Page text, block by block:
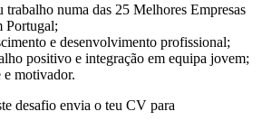
trabalho numa das 25 Melhores Empresas
Portugal;
e desenvolvimento profissional;
positivo e integração em equipa jovem;
e motivador.
desafio envia o teu CV para